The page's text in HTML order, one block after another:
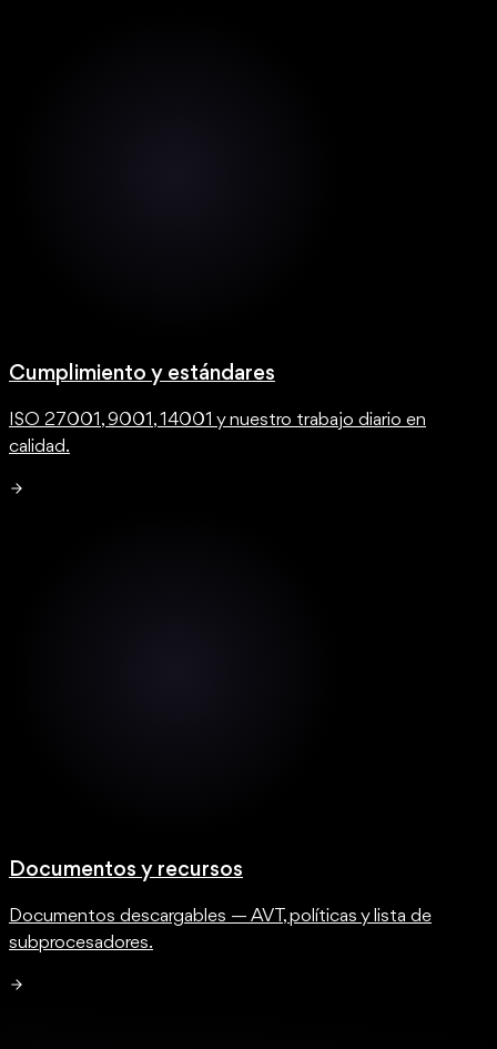
Cumplimiento y estándares
ISO 27001, 9001, 14001 y nuestro trabajo diario en
calidad.
Documentos y recursos
Documentos descargables — AVT, políticas y lista de
subprocesadores.